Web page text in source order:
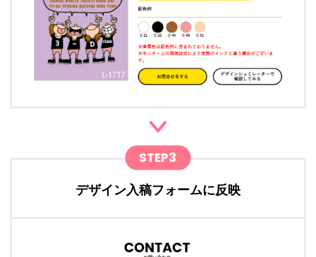
STEP3
デザイン入稿フォームに反映